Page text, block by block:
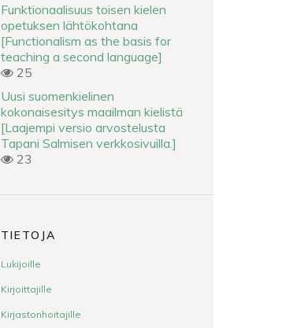
Funktionaalisuus toisen kielen
opetuksen lähtökohtana
[Functionalism as the basis for
teaching a second language]
25
Uusi suomenkielinen
kokonaisesitys maailman kielistä
[Laajempi versio arvostelusta
Tapani Salmisen verkkosivuilla.]
23
TIETOJA
Lukijoille
Kirjoittajille
Kirjastonhoitajille